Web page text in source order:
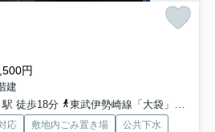
円
建
徒歩18分
東武伊勢崎線「大袋」駅 徒歩27分
応 敷地内ごみ置き場 公共下水